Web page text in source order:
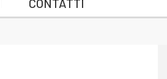
CONTATTI